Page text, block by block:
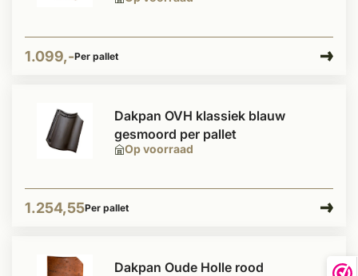
1.099,-Per pallet
Op voorraad
Dakpan OVH klassiek blauw
gesmoord per pallet
1.254,55Per pallet
Dakpan Oude Holle rood